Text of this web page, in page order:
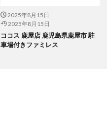
2025年8月15日
2025年8月15日
ココス 鹿屋店 鹿児島県鹿屋市 駐
車場付きファミレス